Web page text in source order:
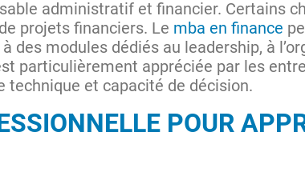
administratif et financier. Certains
projets financiers. Le mba en finance
des modules dédiés au leadership, à
particulièrement appréciée par les
technique et capacité de décision.
POUR